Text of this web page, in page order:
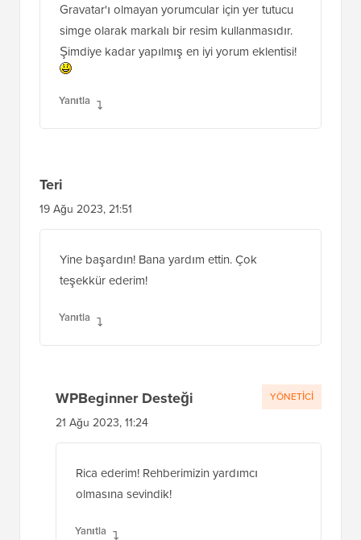
Gravatar'ı olmayan yorumcular için yer tutucu
simge olarak markalı bir resim kullanmasıdır.
Şimdiye kadar yapılmış en iyi yorum eklentisi!
Yanıtla
Teri
19 Ağu 2023, 21:51
Yine başardın! Bana yardım ettin. Çok
teşekkür ederim!
Yanıtla
WPBeginner Desteği
21 Ağu 2023, 11:24
Rica ederim! Rehberimizin yardımcı
olmasına sevindik!
Yanıtla
YÖNETICI